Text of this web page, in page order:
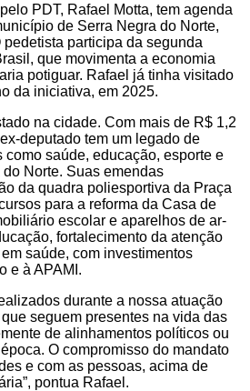
PDT, Rafael Motta, tem agenda
de Serra Negra do Norte,
pedetista participa da segunda
que movimenta a economia
potiguar. Rafael já tinha visitado
da iniciativa, em 2025.
na cidade. Com mais de R$ 1,2
deputado tem um legado de
como saúde, educação, esporte e
Norte. Suas emendas
da quadra poliesportiva da Praça
para a reforma da Casa de
escolar e aparelhos de ar-
fortalecimento da atenção
saúde, com investimentos
e à APAMI.
durante a nossa atuação
seguem presentes na vida das
de alinhamentos políticos ou
O compromisso do mandato
e com as pessoas, acima de
pontua Rafael.